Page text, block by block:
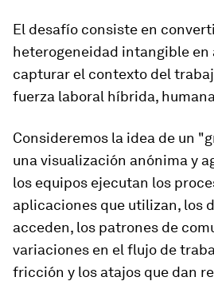
El desafío consiste en
heterogeneidad intangible en
capturar el contexto del
fuerza laboral híbrida,
Consideremos la idea de un
una visualización anónima y
los equipos ejecutan los
aplicaciones que utilizan, los
acceden, los patrones de
variaciones en el flujo de
fricción y los atajos que dan